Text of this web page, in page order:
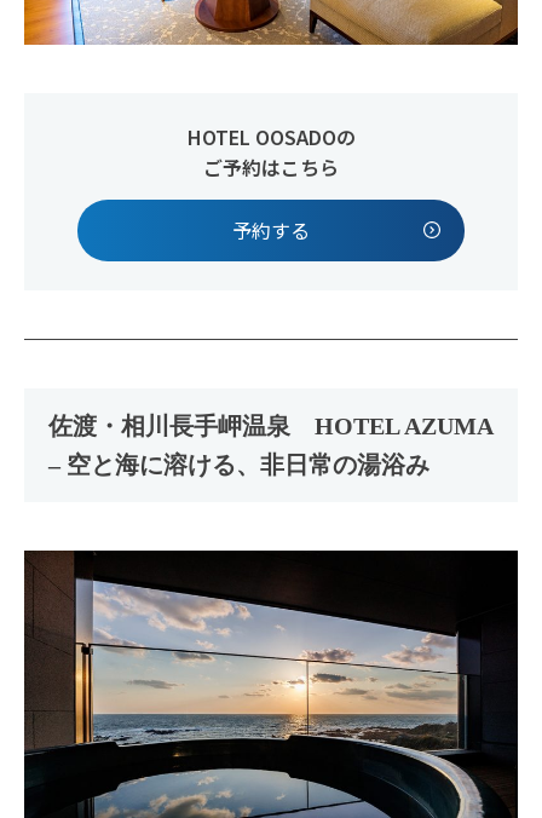
HOTEL OOSADOの
ご予約はこちら
予約する
佐渡・相川長手岬温泉 HOTEL AZUMA
– 空と海に溶ける、非日常の湯浴み